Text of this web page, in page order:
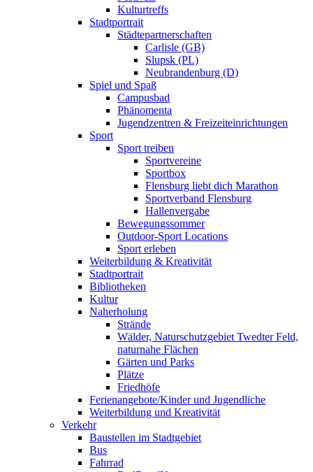
Kulturtreffs
Stadtportrait
Städtepartnerschaften
Carlisle (GB)
Slupsk (PL)
Neubrandenburg (D)
Spiel und Spaß
Campusbad
Phänomenta
Jugendzentren & Freizeiteinrichtungen
Sport
Sport treiben
Sportvereine
Sportbox
Flensburg liebt dich Marathon
Sportverband Flensburg
Hallenvergabe
Bewegungssommer
Outdoor-Sport Locations
Sport erleben
Weiterbildung & Kreativität
Stadtportrait
Bibliotheken
Kultur
Naherholung
Strände
Wälder, Naturschutzgebiet Twedter Feld,
naturnahe Flächen
Gärten und Parks
Plätze
Friedhöfe
Ferienangebote/Kinder und Jugendliche
Weiterbildung und Kreativität
Verkehr
Baustellen im Stadtgebiet
Bus
Fahrrad